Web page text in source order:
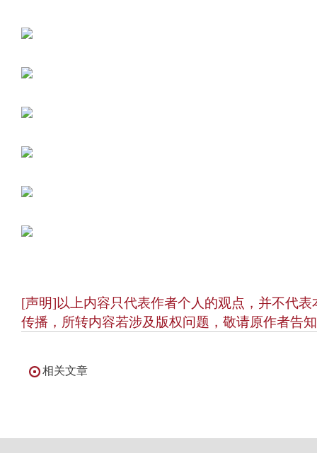
[声明]以上内容只代表作者个人的观点，并不代
传播，所转内容若涉及版权问题，敬请原作者告
相关文章